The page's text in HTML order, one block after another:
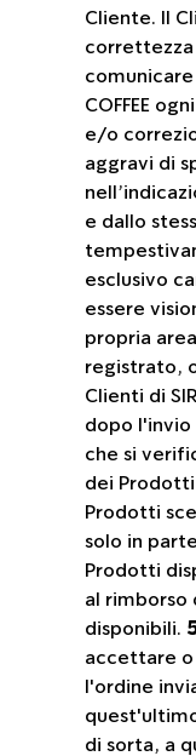
Cliente. Il
correttezza
comunicare
COFFEE
e/o
aggravi di
e dallo
esclusivo
essere
propria
registrato,
Clienti di
dopo l'invio
che si
dei
Prodotti
solo in
Prodotti
al rimborso
disponibili.
accettare o
l'ordine
di sorta, a